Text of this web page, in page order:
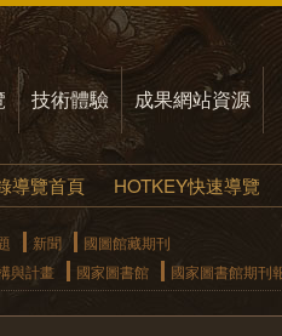
技術體驗 成果網站資源
導覽首頁 HOTKEY快速導覽
新聞
國圖館藏期刊
與計畫 國家圖書館 國家圖書館期刊